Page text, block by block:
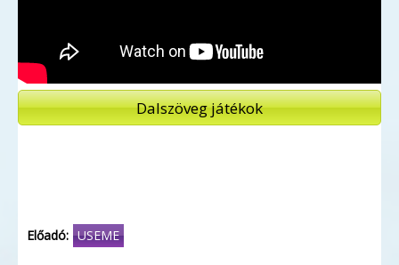
Dalszöveg játékok
Előadó: USEME